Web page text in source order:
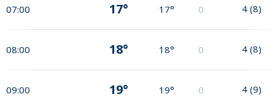
07:00 17° 17° 0 4 (8)
08:00 18° 18° 0 4 (8)
09:00 19° 19° 0 4 (9)